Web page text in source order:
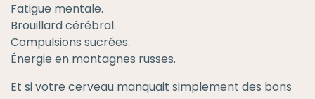
Fatigue mentale.
Brouillard cérébral.
Compulsions sucrées.
Énergie en montagnes russes.
Et si votre cerveau manquait simplement des bons